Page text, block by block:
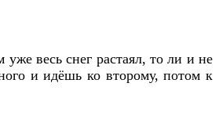
весь снег растаял, то ли и не
и идёшь ко второму, потом к